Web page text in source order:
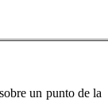
un punto de la